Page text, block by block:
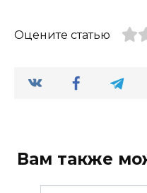
Оцените статью
Вам также